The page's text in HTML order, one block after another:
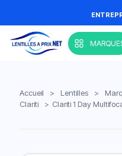
Accueil > Lentilles >
Clariti
> Clariti 1 Day